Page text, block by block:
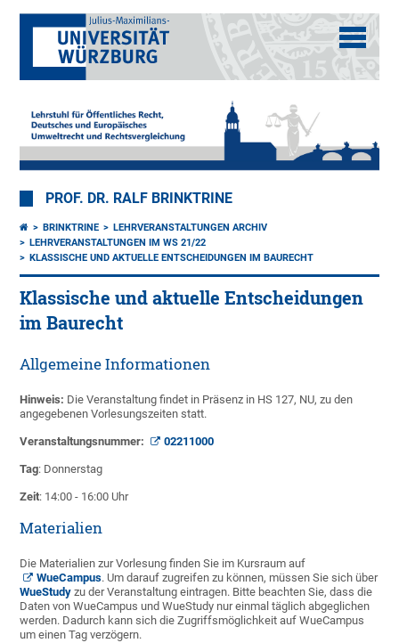
PROF. DR. RALF BRINKTRINE
BRINKTRINE
LEHRVERANSTALTUNGEN ARCHIV
LEHRVERANSTALTUNGEN IM WS 21/22
KLASSISCHE UND AKTUELLE ENTSCHEIDUNGEN IM BAURECHT
Klassische und aktuelle Entscheidungen
im Baurecht
Allgemeine Informationen
Hinweis: Die Veranstaltung findet in Präsenz in HS 127, NU, zu den
angegebenen Vorlesungszeiten statt.
Veranstaltungsnummer: 02211000
Tag: Donnerstag
Zeit: 14:00 - 16:00 Uhr
Materialien
Die Materialien zur Vorlesung finden Sie im Kursraum auf
WueCampus. Um darauf zugreifen zu können, müssen Sie sich über
WueStudyzu der Veranstaltung eintragen. Bitte beachten Sie, dass die
Daten von WueCampus und WueStudy nur einmal täglich abgeglichen
werden. Dadurch kann sich die Zugriffsmöglichkeit auf WueCampus
um einen Tag verzögern.